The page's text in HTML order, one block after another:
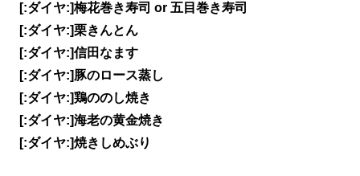
[:ダイヤ:]梅花巻き寿司 or 五目巻き寿司
[:ダイヤ:]栗きんとん
[:ダイヤ:]信田なます
[:ダイヤ:]豚のロース蒸し
[:ダイヤ:]鶏ののし焼き
[:ダイヤ:]海老の黄金焼き
[:ダイヤ:]焼きしめぶり